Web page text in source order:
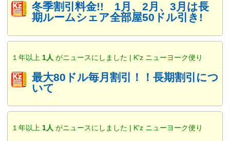
冬季割引料金!! 1月、2月、3月は長
期ルームシェア全部屋50ドル引き!
１年以上 1人 がニュースにしました | K'z ニューヨーク便り
最大80ドル毎月割引！！長期割引につ
いて
１年以上 1人 がニュースにしました | K'z ニューヨーク便り